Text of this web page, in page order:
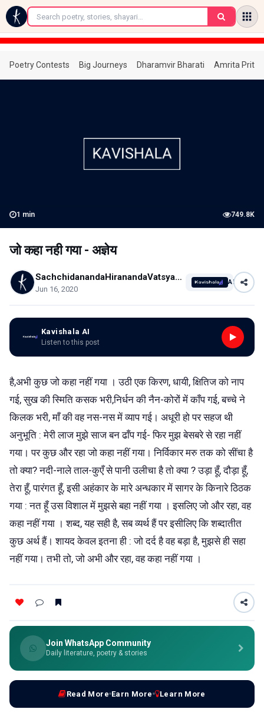
←
Poetry Contests Big Journeys Dharamvir Bharati Amrita
1 min 749.8K
जो कहा नही गया - अज्ञेय
SachchidanandaHiranandaVatsyayan
Jun 16, 2020
AI
Kavishala AI
Listen to this post
है,अभी कुछ जो कहा नहीं गया । उठी एक किरण, धायी, क्षितिज को नाप
गई, सुख की स्मिति कसक भरी,निर्धन की नैन-कोरों में काँप गई, बच्चे ने
किलक भरी, माँ की वह नस-नस में व्याप गई। अधूरी हो पर सहज थी
अनुभूति : मेरी लाज मुझे साज बन ढाँप गई- फिर मुझ बेसबरे से रहा नहीं
गया। पर कुछ और रहा जो कहा नहीं गया। निर्विकार मरु तक को सींचा है
तो क्या? नदी-नाले ताल-कुएँ से पानी उलीचा है तो क्या ? उड़ा हूँ, दौड़ा हूँ,
तेरा हूँ, पारंगत हूँ, इसी अहंकार के मारे अन्धकार में सागर के किनारे ठिठक
गया : नत हूँ उस विशाल में मुझसे बहा नहीं गया । इसलिए जो और रहा, वह
कहा नहीं गया । शब्द, यह सही है, सब व्यर्थ हैं पर इसीलिए कि शब्दातीत
कुछ अर्थ हैं। शायद केवल इतना ही : जो दर्द है वह बड़ा है, मुझसे ही सहा
नहीं गया। तभी तो, जो अभी और रहा, वह कहा नहीं गया ।
Join WhatsApp Community
Daily literature, poetry & stories
Read More Earn More Learn More